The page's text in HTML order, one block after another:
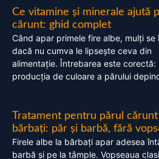
Ce vitamine și minerale ajută
cărunt: ghid complet
Când apar primele fire albe, mulți se
dacă nu cumva le lipsește ceva din
alimentație. Întrebarea este corectă:
producția de culoare a părului
Tratament pentru părul cărunt
bărbați: păr și barbă, fără
Firele albe la bărbați apar adesea
barbă și pe la tâmple. Vopseaua